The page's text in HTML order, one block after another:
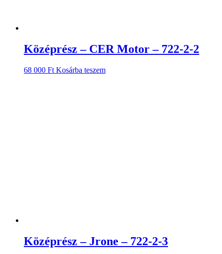
Középrész – CER Motor – 722-2-2
68 000 Ft Kosárba teszem
Középrész – Jrone – 722-2-3